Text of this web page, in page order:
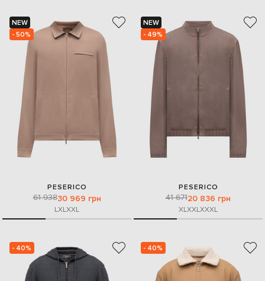
NEW
- 50%
PESERICO
61 93830 969 грн
LXLXXL
NEW
- 49%
PESERICO
41 67120 836 грн
XLXXLXXXL
- 40% - 40%